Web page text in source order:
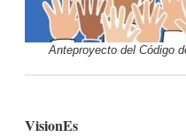
Anteproyecto del Código
VisionEs